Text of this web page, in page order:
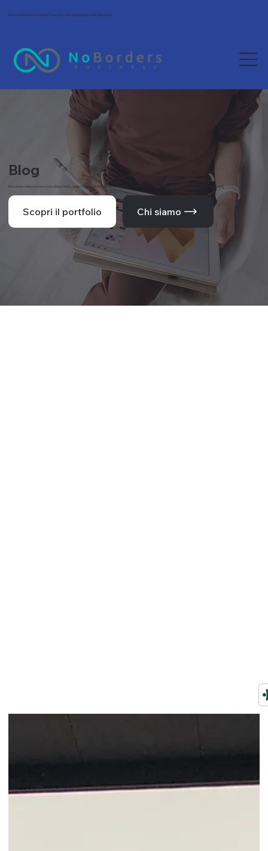
Agenzia Wix Partner in Italia. Tra le più scelte da freelance e PMI. Rating 5/5.
Blog
Benvenuto nella nostra sezione Blog e News, dove condividiamo le ultime novità, tendenze e approfondimenti dal mondo del web e della comunicazione.
Scopri il portfolio Chi siamo